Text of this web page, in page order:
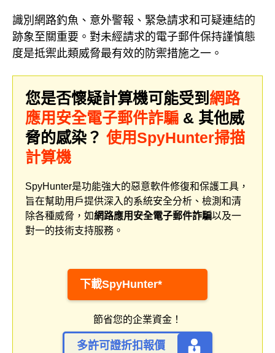
識別網路釣魚、意外警報、緊急請求和可疑連結的
跡象至關重要。對未經請求的電子郵件保持謹慎態
度是抵禦此類威脅最有效的防禦措施之一。
您是否懷疑計算機可能受到 網路
應用安全電子郵件詐騙 & 其他威
脅的感染？ 使用SpyHunter掃描
計算機
SpyHunter是功能強大的惡意軟件修復和保護工具，
旨在幫助用戶提供深入的系統安全分析、檢測和清
除各種威脅，如網路應用安全電子郵件詐騙以及一
對一的技術支持服務。
下載SpyHunter*
節省您的企業資金！
多許可證折扣報價